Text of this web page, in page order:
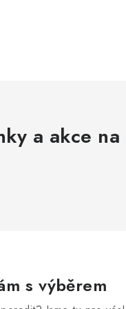
a akce na
s výběrem